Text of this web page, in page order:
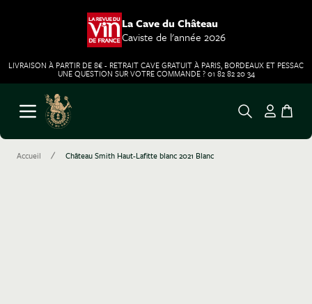
La Cave du Château
Caviste de l'année 2026
LIVRAISON À PARTIR DE 8€ - RETRAIT CAVE GRATUIT À PARIS, BORDEAUX ET PESSAC
UNE QUESTION SUR VOTRE COMMANDE ? 01 82 82 20 34
Aller au contenu
Ouvrir le menu
Accueil / Château Smith Haut-Lafitte blanc 2021 Blanc